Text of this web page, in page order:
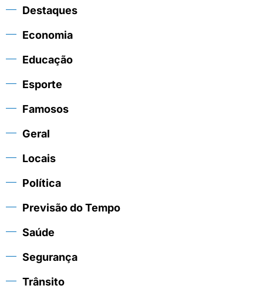
Destaques
Economia
Educação
Esporte
Famosos
Geral
Locais
Política
Previsão do Tempo
Saúde
Segurança
Trânsito